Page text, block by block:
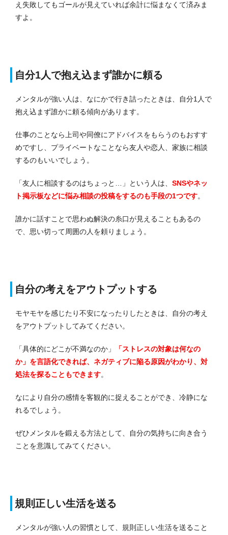
え失敗してもゴールが見えていれば余計に悩まなくて済みま
すよ。
自分1人で抱え込まず誰かに頼る
メンタルが強い人は、なにかで行き詰ったときは、自分1人で
抱え込まず誰かに頼る傾向があります。
仕事のことなら上司や同僚にアドバイスをもらうのもおすす
めですし、プライベートなことなら友人や恋人、家族に相談
するのもいいでしょう。
「友人に相談するのはちょっと…」という人は、 SNSやネッ
ト掲示板などに悩み相談の投稿をするのも手段の1つです。
誰かに話すことで思わぬ解決の糸口が見えることもあるの
で、思い切って周囲の人を頼りましょう。
自分の考えをアウトプットする
モヤモヤを感じたり不安になったりしたときは、自分の考え
をアウトプットしてみてください。
「具体的にどこが不満なのか」
「ストレスの対象は何なの
か」を言語化できれば、ネガティブに陥る原因がわかり、対
処法を探ることもできます。
なにより自分の感情を客観的に捉えることができ、冷静にな
れるでしょう。
ぜひメンタルを鍛える方法として、自分の気持ちに向き合う
ことを意識してみてください。
規則正しい生活を送る
メンタルが強い人の習慣として、規則正しい生活を送ること